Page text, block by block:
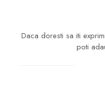
Daca doresti sa iti
poti